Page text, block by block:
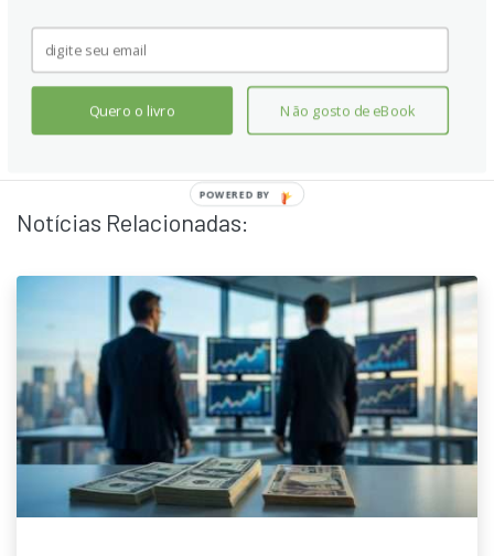
Notícias Relacionadas:
Quero o livro Não gosto de eBook